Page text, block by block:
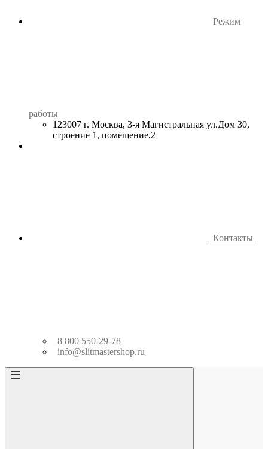
Режим
работы
123007 г. Москва, 3-я Магистральная ул.Дом 30,
строение 1, помещение,2
Контакты
8 800 550-29-78
info@slitmastershop.ru